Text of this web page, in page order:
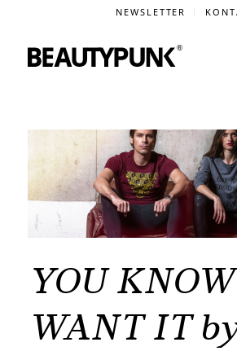
NEWSLETTER
YOU
WANT IT